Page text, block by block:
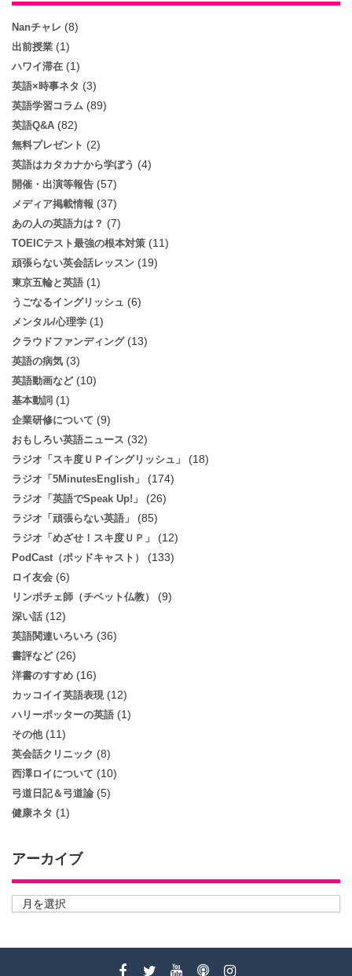
Nanチャレ (8)
出前授業 (1)
ハワイ滞在 (1)
英語×時事ネタ (3)
英語学習コラム (89)
英語Q&A (82)
無料プレゼント (2)
英語はカタカナから学ぼう (4)
開催・出演等報告 (57)
メディア掲載情報 (37)
あの人の英語力は？ (7)
TOEICテスト最強の根本対策 (11)
頑張らない英会話レッスン (19)
東京五輪と英語 (1)
うごなるイングリッシュ (6)
メンタル/心理学 (1)
クラウドファンディング(13)
英語の病気 (3)
英語動画など(10)
基本動詞 (1)
企業研修について (9)
おもしろい英語ニュース (32)
ラジオ「スキ度ＵＰイングリッシュ」 (18)
ラジオ「5MinutesEnglish」 (174)
ラジオ「英語でSpeak Up!」 (26)
ラジオ「頑張らない英語」 (85)
ラジオ「めざせ！スキ度ＵＰ」 (12)
PodCast（ポッドキャスト） (133)
ロイ友会 (6)
リンポチェ師（チベット仏教） (9)
深い話 (12)
英語関連いろいろ (36)
書評など(26)
洋書のすすめ (16)
カッコイイ英語表現(12)
ハリーポッターの英語 (1)
その他(11)
英会話クリニック (8)
西澤ロイについて (10)
弓道日記＆弓道論 (5)
健康ネタ (1)
アーカイブ